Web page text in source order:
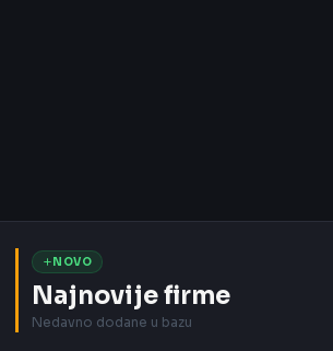
NOVO
Najnovije firme
Nedavno dodane u bazu